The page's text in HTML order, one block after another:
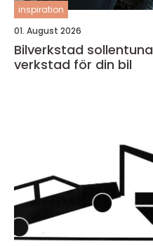
inspiration
01. August 2026
Bilverkstad sollentuna så hittar du rätt
verkstad för din bil